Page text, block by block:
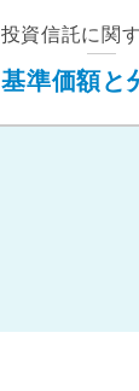
投資信託に関
基準価額と